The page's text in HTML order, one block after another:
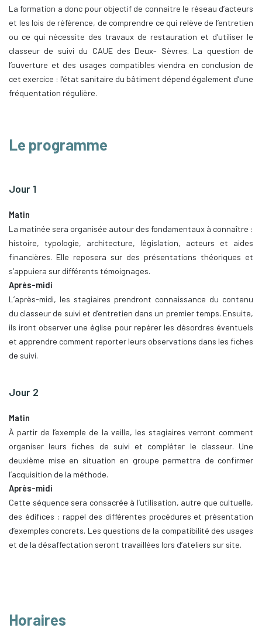
La formation a donc pour objectif de connaitre le réseau d’acteurs
et les lois de référence, de comprendre ce qui relève de l’entretien
ou ce qui nécessite des travaux de restauration et d’utiliser le
classeur de suivi du CAUE des Deux- Sèvres. La question de
l’ouverture et des usages compatibles viendra en conclusion de
cet exercice : l’état sanitaire du bâtiment dépend également d’une
fréquentation régulière.
Le programme
Jour 1
Matin
La matinée sera organisée autour des fondamentaux à connaître :
histoire, typologie, architecture, législation, acteurs et aides
financières. Elle reposera sur des présentations théoriques et
s’appuiera sur différents témoignages.
Après-midi
L’après-midi, les stagiaires prendront connaissance du contenu
du classeur de suivi et d’entretien dans un premier temps. Ensuite,
ils iront observer une église pour repérer les désordres éventuels
et apprendre comment reporter leurs observations dans les fiches
de suivi.
Jour 2
Matin
À partir de l’exemple de la veille, les stagiaires verront comment
organiser leurs fiches de suivi et compléter le classeur. Une
deuxième mise en situation en groupe permettra de confirmer
l’acquisition de la méthode.
Après-midi
Cette séquence sera consacrée à l’utilisation, autre que cultuelle,
des édifices : rappel des différentes procédures et présentation
d’exemples concrets. Les questions de la compatibilité des usages
et de la désaffectation seront travaillées lors d’ateliers sur site.
Horaires